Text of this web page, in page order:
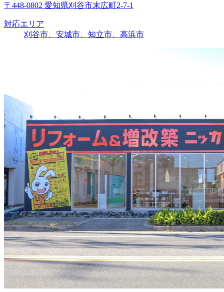
〒448-0802 愛知県刈谷市末広町2-7-1
対応エリア
刈谷市、安城市、知立市、高浜市